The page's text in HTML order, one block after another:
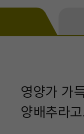
영양가 가
양배추라